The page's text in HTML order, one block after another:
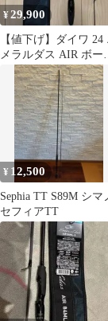
¥29,900
【値下げ】ダイワ 24
メラルダス AIR ボート
65MLS-S・K
¥ 12,500
Sephia TT S89M シマ
セフィアTT